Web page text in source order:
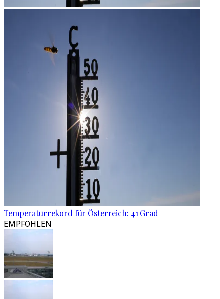
Temperaturrekord für Österreich: 41 Grad
EMPFOHLEN